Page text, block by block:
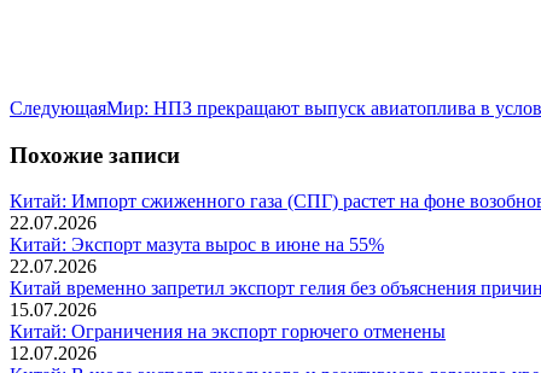
СледующаяСледующая
Мир: НПЗ прекращают выпуск авиатоплива в
Похожие записи
Китай: Импорт сжиженного газа (СПГ) растет на фоне
22.07.2026
Китай: Экспорт мазута вырос в июне на 55%
22.07.2026
Китай временно запретил экспорт гелия без объяснения причин
15.07.2026
Китай: Ограничения на экспорт горючего отменены
12.07.2026